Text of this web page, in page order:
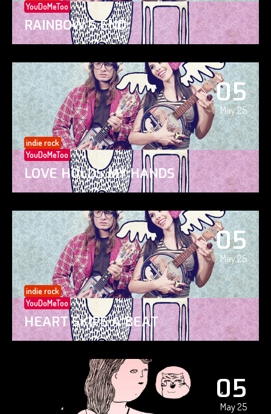
YouDoMeToo
RAINBOW’S END
05
May 25
indie rock
YouDoMeToo
LOVE HOLDS MY HANDS
05
May 25
indie rock
YouDoMeToo
HEART SKIPS A BEAT
05
May 25